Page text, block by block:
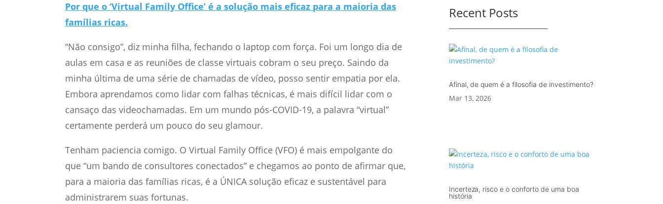
Bluesky
Por que o ‘Virtual Family Office’ é a solução mais eficaz para a maioria das
famílias ricas.
“Não consigo”, diz minha filha, fechando o laptop com força. Foi um longo dia de
aulas em casa e as reuniões de classe virtuais cobram o seu preço. Saindo da
minha última de uma série de chamadas de vídeo, posso sentir empatia por ela.
Embora aprendamos como lidar com falhas técnicas, é mais difícil lidar com o
cansaço das videochamadas. Em um mundo pós-COVID-19, a palavra “virtual”
certamente perderá um pouco do seu glamour.
Tenham paciencia comigo. O Virtual Family Office (VFO) é mais empolgante do
que “um bando de consultores conectados” e chegamos ao ponto de afirmar que,
para a maioria das famílias ricas, é a ÚNICA solução eficaz e sustentável para
administrarem suas fortunas.
Recent Posts
Afinal, de quem é a filosofia de investimento?
Mar 13, 2026
Incerteza, risco e o conforto de uma boa
história